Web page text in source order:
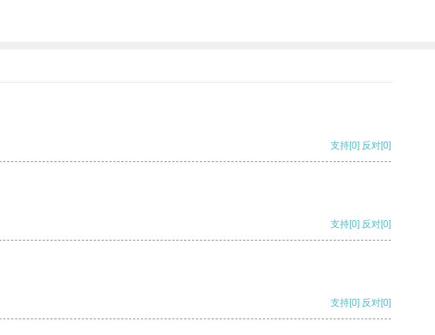
支持[0] 反对[0]
支持[0] 反对[0]
支持[0] 反对[0]